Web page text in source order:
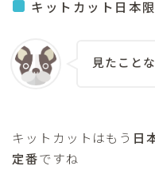
キットカット日本
見たこと
キットカットはもう 日
定番ですね